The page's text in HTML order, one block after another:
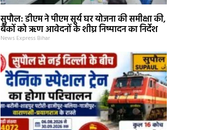
सुपौल: डीएम ने पीएम सूर्य घर योजना की समीक्षा की,
बैंकों को ऋण आवेदनों के शीघ्र निष्पादन का निर्देश
News Express Bihar